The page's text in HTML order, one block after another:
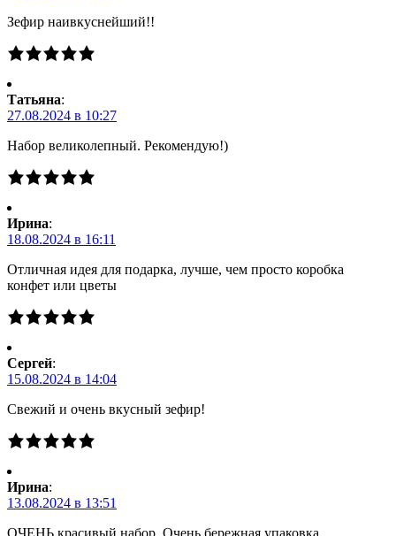
Зефир наивкуснейший!!
Татьяна:
27.08.2024 в 10:27
Набор великолепный. Рекомендую!)
Ирина:
18.08.2024 в 16:11
Отличная идея для подарка, лучше, чем просто коробка
конфет или цветы
Сергей:
15.08.2024 в 14:04
Свежий и очень вкусный зефир!
Ирина:
13.08.2024 в 13:51
ОЧЕНЬ красивый набор. Очень бережная упаковка